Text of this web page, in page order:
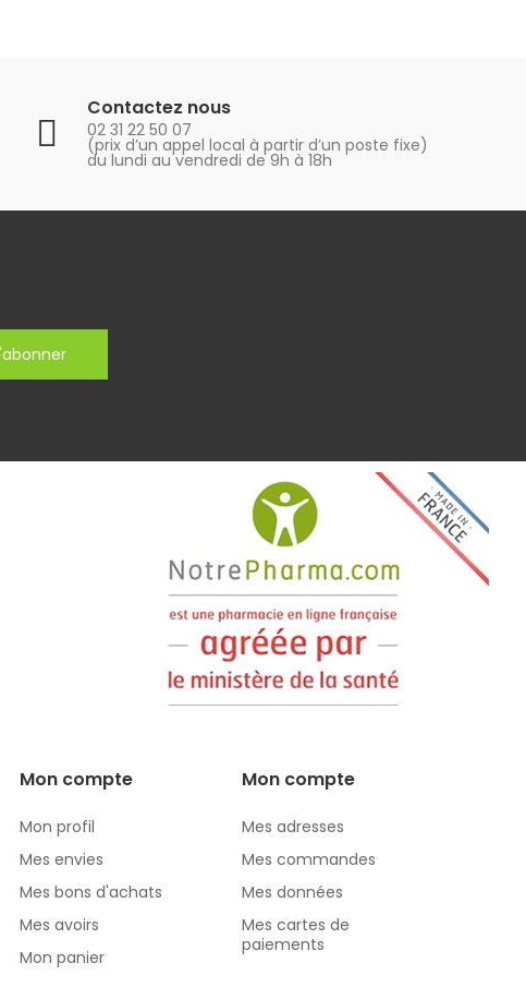
Contactez nous
02 31 22 50 07
(prix d’un appel local à partir d’un poste fixe)
du lundi au vendredi de 9h à 18h
Mon compte
Mon profil
Mes envies
Mes bons d'achats
Mes avoirs
Mon panier
Mon compte
Mes adresses
Mes commandes
Mes données
Mes cartes de
paiements